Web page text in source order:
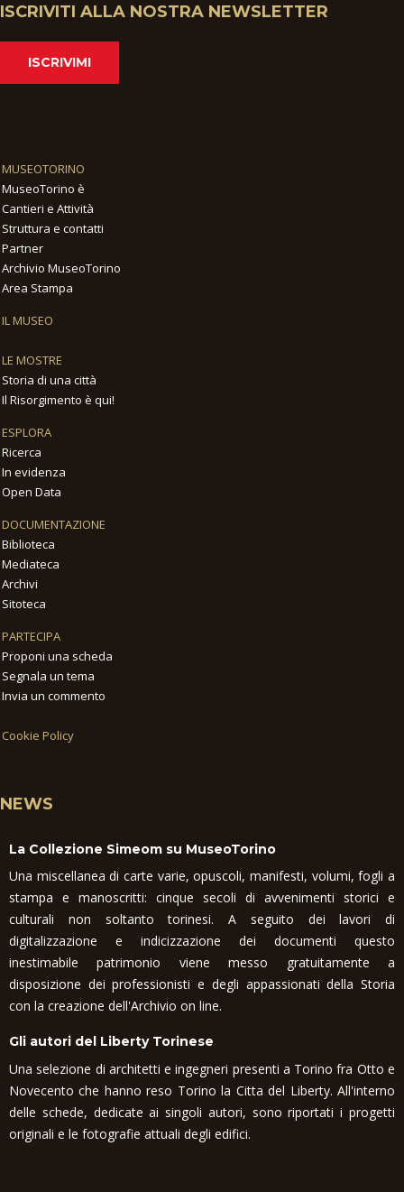
ISCRIVITI ALLA NOSTRA NEWSLETTER
ISCRIVIMI
MUSEOTORINO
MuseoTorino è
Cantieri e Attività
Struttura e contatti
Partner
Archivio MuseoTorino
Area Stampa
IL MUSEO
LE MOSTRE
Storia di una città
Il Risorgimento è qui!
ESPLORA
Ricerca
In evidenza
Open Data
DOCUMENTAZIONE
Biblioteca
Mediateca
Archivi
Sitoteca
PARTECIPA
Proponi una scheda
Segnala un tema
Invia un commento
Cookie Policy
NEWS
La Collezione Simeom su MuseoTorino
Una miscellanea di carte varie, opuscoli, manifesti, volumi, fogli a
stampa e manoscritti: cinque secoli di avvenimenti storici e
culturali non soltanto torinesi. A seguito dei lavori di
digitalizzazione e indicizzazione dei documenti questo
inestimabile patrimonio viene messo gratuitamente a
disposizione dei professionisti e degli appassionati della Storia
con la creazione dell'Archivio on line.
Gli autori del Liberty Torinese
Una selezione di architetti e ingegneri presenti a Torino fra Otto e
Novecento che hanno reso Torino la Citta del Liberty. All'interno
delle schede, dedicate ai singoli autori, sono riportati i progetti
originali e le fotografie attuali degli edifici.